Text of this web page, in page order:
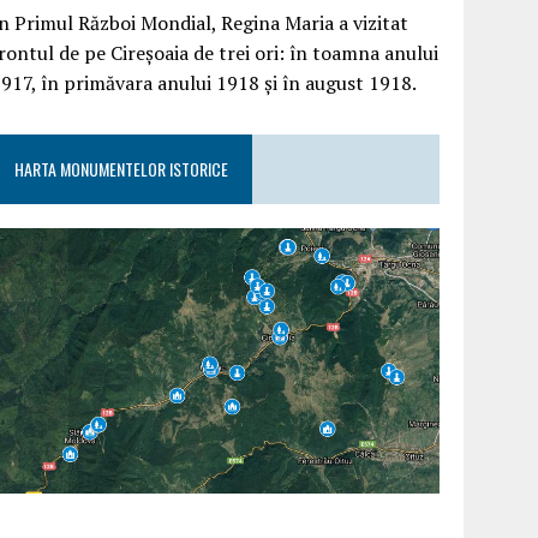
Primul Război Mondial, Regina Maria a vizitat
de pe Cireșoaia de trei ori: în toamna anului
în primăvara anului 1918 și în august 1918.
HARTA MONUMENTELOR ISTORICE